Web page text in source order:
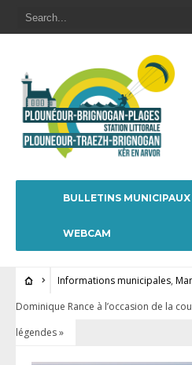
BULLETINS MUNICIPAUX
WEBCAM
Informations municipales,
Dominique Rance à l’occasion de la
légendes »